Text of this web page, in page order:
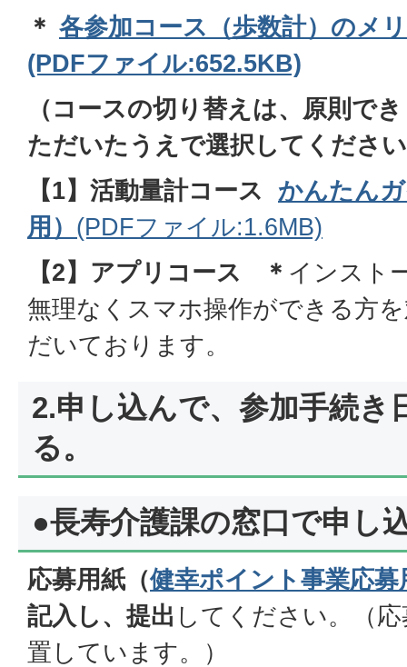
＊ 各参加コース（歩数計）のメ
(PDFファイル:652.5KB)
（コースの切り替えは、原則で
ただいたうえで選択してくださ
【1】活動量計コース
かんたん
用） (PDFファイル:1.6MB)
【2】アプリコース
＊ インスト
無理なくスマホ操作ができる方
だいております。
2.申し込んで、参加手続き
る。
●長寿介護課の窓口で申し
応募用紙（健幸ポイント事業応募
記入し、提出 してください。（
置しています。）